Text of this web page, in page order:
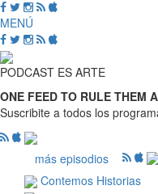
MENÚ
PODCAST ES ARTE
ONE FEED TO RULE THEM
Suscribite a todos los
más episodios
Contemos Historias